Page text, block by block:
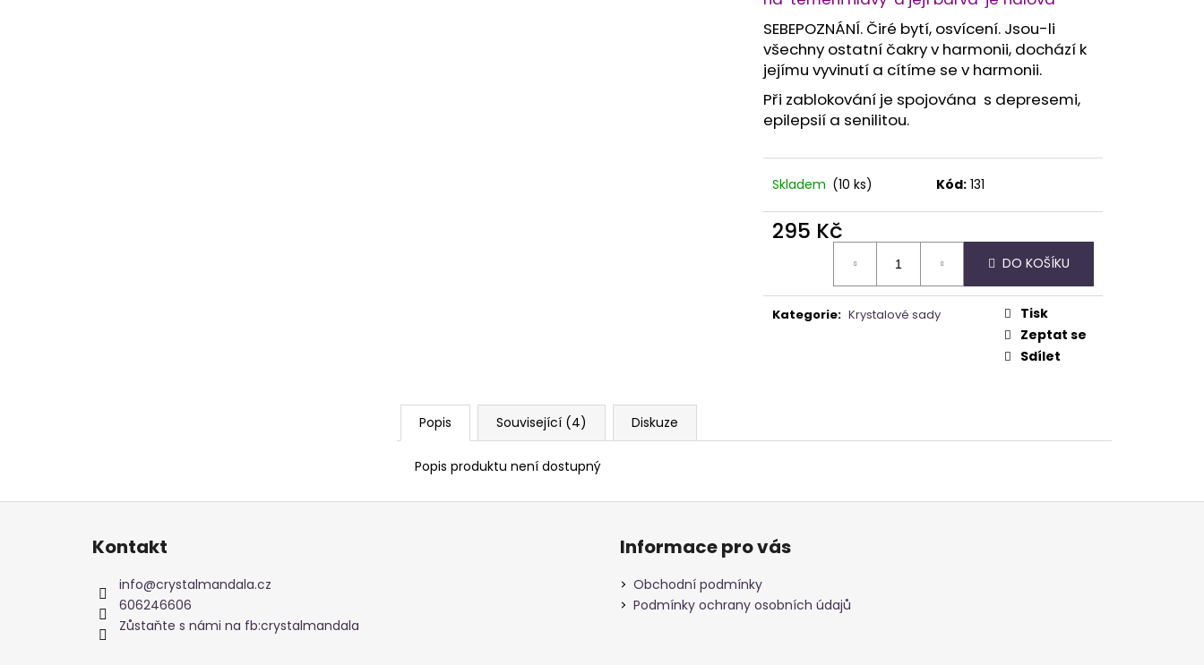
SEBEPOZNÁNÍ. Čiré bytí, osvícení. Jsou-li
všechny ostatní čakry v harmonii, dochází k
jejímu vyvinutí a cítíme se v harmonii.
Při zablokování je spojována s depresemi,
epilepsií a senilitou.
Skladem (10 ks) Kód: 131
295 Kč
DO KOŠÍKU
Kategorie: Krystalové sady
Tisk
Zeptat se
Sdílet
Popis Související (4) Diskuze
Popis produktu není dostupný
Z
Kontakt
info@crystalmandala.cz
606246606
Zůstaňte s námi na fb:crystalmandala
Informace pro vás
Obchodní podmínky
Podmínky ochrany osobních údajů